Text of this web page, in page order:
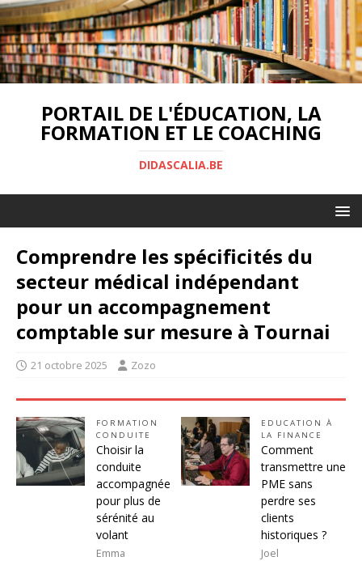
PORTAIL DE L'ÉDUCATION, LA
FORMATION ET LE COACHING
DIDASCALIA.BE
Comprendre les spécificités du
secteur médical indépendant
pour un accompagnement
comptable sur mesure à Tournai
21 octobre 2025 Zozo
FORMATION
CONDUITE
Choisir la
conduite
accompagnée
pour plus de
sérénité au
volant
Emma
EDUCATION À
LA FINANCE
Comment
transmettre une
PME sans
perdre ses
clients
historiques ?
Joel